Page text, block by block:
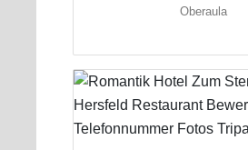
Oberaula